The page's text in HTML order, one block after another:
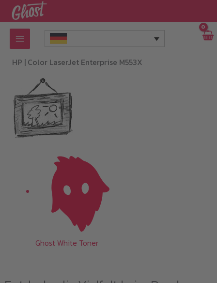
Zum
Inhalt
springen
HP | Color LaserJet Enterprise M553X
Ghost White Toner